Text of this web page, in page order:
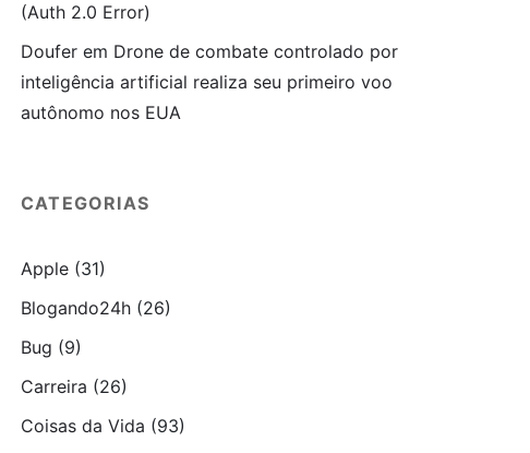
(Auth 2.0 Error)
Doufer em Drone de combate controlado por
inteligência artificial realiza seu primeiro voo
autônomo nos EUA
CATEGORIAS
Apple (31)
Blogando24h (26)
Bug (9)
Carreira (26)
Coisas da Vida (93)